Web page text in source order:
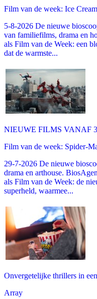
Film van de week: Ice
5-8-2026 De nieuwe
van familiefilms, drama en
als Film van de Week: een
dat de warmste...
NIEUWE FILMS VANAF
Film van de week: Spider-
29-7-2026 De nieuwe
drama en arthouse.
als Film van de Week: de
superheld, waarmee...
Onvergetelijke thrillers in
Array